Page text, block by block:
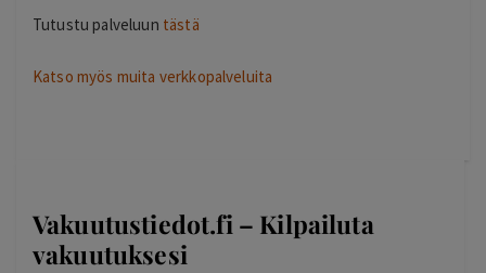
Tutustu palveluun tästä
Katso myös muita verkkopalveluita
Vakuutustiedot.fi – Kilpailuta
vakuutuksesi